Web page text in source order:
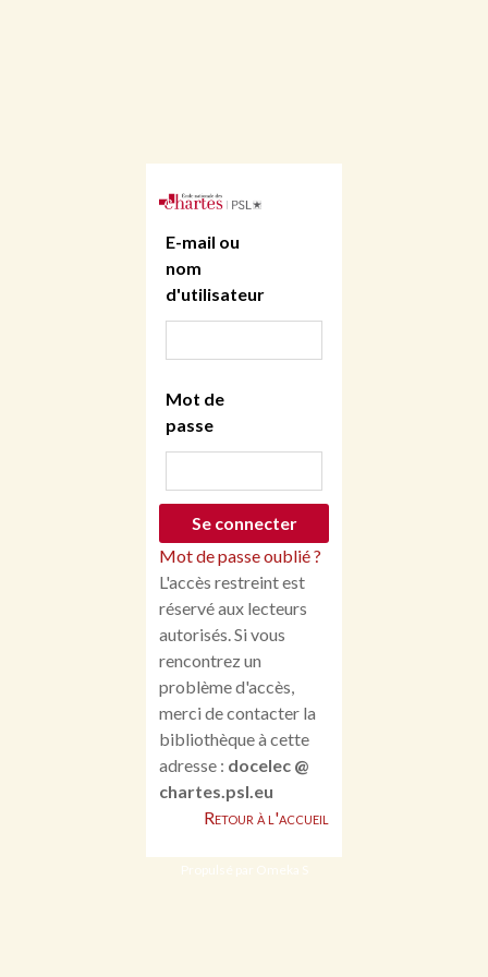
E-mail ou
nom
d'utilisateur
Mot de
passe
Mot de passe oublié ?
L'accès restreint est
réservé aux lecteurs
autorisés. Si vous
rencontrez un
problème d'accès,
merci de contacter la
bibliothèque à cette
adresse : docelec @
chartes.psl.eu
Retour à l'accueil
Propulsé par Omeka S